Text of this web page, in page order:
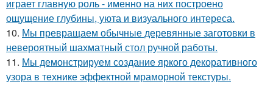
играет главную роль - именно на них построено
ощущение глубины, уюта и визуального интереса.
10. Мы превращаем обычные деревянные заготовки в
невероятный шахматный стол ручной работы.
11. Мы демонстрируем создание яркого декоративного
узора в технике эффектной мраморной текстуры.